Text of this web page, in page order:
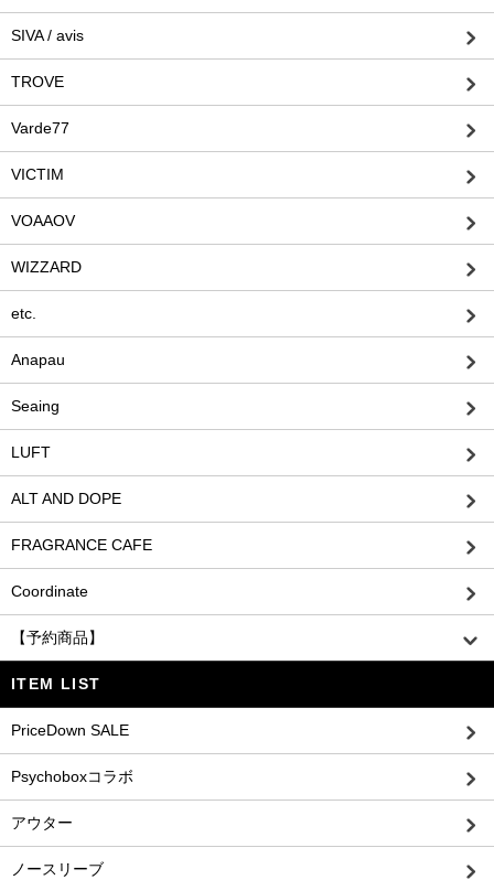
SIVA / avis
TROVE
Varde77
VICTIM
VOAAOV
WIZZARD
etc.
Anapau
Seaing
LUFT
ALT AND DOPE
FRAGRANCE CAFE
Coordinate
【予約商品】
ITEM LIST
PriceDown SALE
Psychoboxコラボ
アウター
ノースリーブ